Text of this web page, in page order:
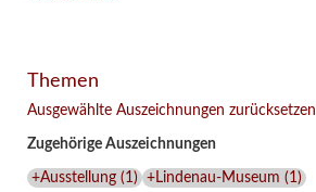
(2021)
Themen
Ausgewählte Auszeichnungen zurücksetzen
Zugehörige Auszeichnungen
+Ausstellung(1 ) +Lindenau-Museum (1 )